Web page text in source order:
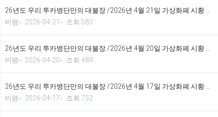
비평
2026-04-21 조회 583
비평
2026-04-20 조회 489
비평
2026-04-17 조회 752